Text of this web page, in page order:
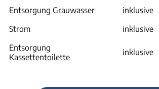
Entsorgung Grauwasser
inklusive
Strom
inklusive
Entsorgung
Kassettentoilette
inklusive